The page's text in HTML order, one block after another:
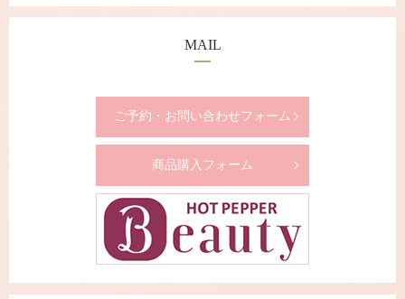
MAIL
ご予約・お問い合わせフォーム
商品購入フォーム